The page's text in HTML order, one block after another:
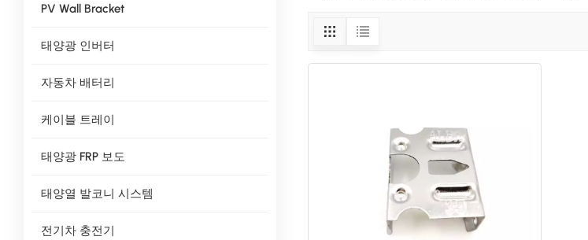
PV Wall Bracket
태양광 인버터
자동차 배터리
케이블 트레이
태양광 FRP 보도
태양열 발코니 시스템
전기차 충전기